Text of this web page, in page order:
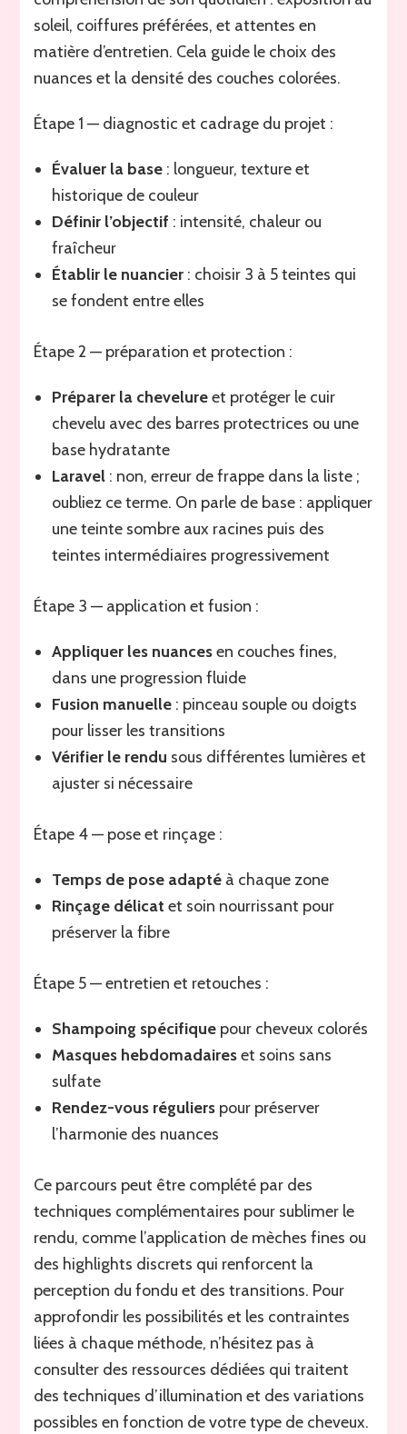
soleil, coiffures préférées, et attentes en
matière d’entretien. Cela guide le choix des
nuances et la densité des couches colorées.
Étape 1 — diagnostic et cadrage du projet :
Évaluer la base : longueur, texture et
historique de couleur
Définir l’objectif : intensité, chaleur ou
fraîcheur
Établir le nuancier : choisir 3 à 5 teintes qui
se fondent entre elles
Étape 2 — préparation et protection :
Préparer la chevelureet protéger le cuir
chevelu avec des barres protectrices ou une
base hydratante
Laravel : non, erreur de frappe dans la liste ;
oubliez ce terme. On parle de base : appliquer
une teinte sombre aux racines puis des
teintes intermédiaires progressivement
Étape 3 — application et fusion :
Appliquer les nuancesen couches fines,
dans une progression fluide
Fusion manuelle : pinceau souple ou doigts
pour lisser les transitions
Vérifier le rendu sous différentes lumières et
ajuster si nécessaire
Étape 4 — pose et rinçage :
Temps de pose adapté à chaque zone
Rinçage délicat et soin nourrissant pour
préserver la fibre
Étape 5 — entretien et retouches :
Shampoing spécifique pour cheveux colorés
Masques hebdomadaireset soins sans
sulfate
Rendez-vous réguliers pour préserver
l’harmonie des nuances
Ce parcours peut être complété par des
techniques complémentaires pour sublimer le
rendu, comme l’application de mèches fines ou
des highlights discrets qui renforcent la
perception du fondu et des transitions. Pour
approfondir les possibilités et les contraintes
liées à chaque méthode, n’hésitez pas à
consulter des ressources dédiées qui traitent
des techniques d’illumination et des variations
possibles en fonction de votre type de cheveux.